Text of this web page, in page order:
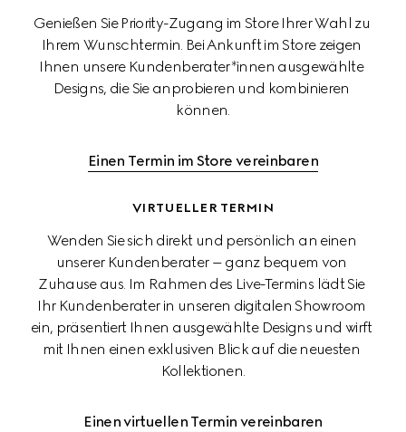
Genießen Sie Priority-Zugang im Store Ihrer Wahl zu
Ihrem Wunschtermin. Bei Ankunft im Store zeigen
Ihnen unsere Kundenberater*innen ausgewählte
Designs, die Sie anprobieren und kombinieren
können.
Einen Termin im Store vereinbaren
VIRTUELLER TERMIN
Wenden Sie sich direkt und persönlich an einen
unserer Kundenberater – ganz bequem von
Zuhause aus. Im Rahmen des Live-Termins lädt Sie
Ihr Kundenberater in unseren digitalen Showroom
ein, präsentiert Ihnen ausgewählte Designs und wirft
mit Ihnen einen exklusiven Blick auf die neuesten
Kollektionen.
Einen virtuellen Termin vereinbaren